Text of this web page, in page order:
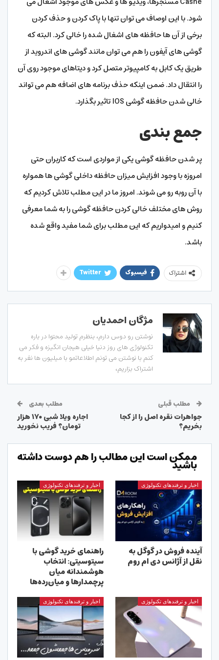
شود. با این اوصاف می توان تنها با پاک کردن و حذف کردن
برخی از آن ها حافظه های اشغال شده را خالی کرد. البته که
گوشی های آیفون را هم می توان مانند گوشی های اندروید از
طریق یک کابل به کامپیوتر متصل کرد و دیتاهای موجود روی آن
را انتقال داد. ضمن اینکه حذف برنامه های اضافه هم می تواند
خالی شدن حافظه گوشی IOS تاثیر بگذارد.
جمع بندی
پر شدن حافظه گوشی یکی از مواردی است که کاربران حتی
امروزه با وجود افزایش میزان حافظه داخلی گوشی ها همواره
با آن روبه رو می شوند. امروز ما در این مطلب تلاش کردیم که
روش های مختلف خالی کردن حافظه گوشی را به شما معرفی
کنیم و امیدواریم که این مطلب برای شما مفید واقع شده
باشد.
اشتراک فیسبوک Twitter
مژگان احمدیان
نوشتن رو دوس دارم، بنظرم تولید محتوا در باره
تکنولوژی های روز دنیا خیلی هیجان انگیزه و فکر می
کنم با نوشتن می تونم اطلاعاتمو با میلیون ها نفر به
اشتراک بزاریم،
مطلب قبلی
جواهرات نقره اصل را از کجا
بخریم؟
مطلب بعدی
اجاره ویلا شبی ۱۷۰ هزار
تومان؟ فریب نخورید
ممکن است این مطالب را هم دوست داشته
باشید
اخبار و ترفندهای تکنولوژی
آینده فروش در گوگل به
نقل از آژانس دی ام روم
اخبار و ترفندهای تکنولوژی
راهنمای خرید گوشی با
سیتوسیتی: انتخاب
هوشمندانه میان
پرچمدارها و میان‌رده‌ها
اخبار و ترفندهای تکنولوژی اخبار و ترفندهای تکنولوژی